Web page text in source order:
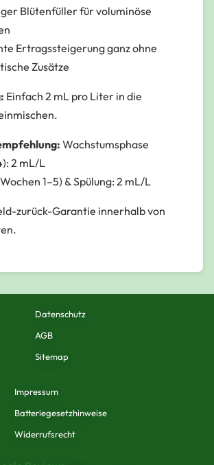
Blütenfüller für voluminöse
Ertragssteigerung ganz ohne
Zusätze
Einfach 2 mL pro Liter in die
Wachstumsphase
2 mL/L
1–5) & Spülung: 2 mL/L
zurück-Garantie innerhalb von
Datenschutz
AGB
Sitemap
Impressum
Batteriegesetzhinweise
Widerrufsrecht